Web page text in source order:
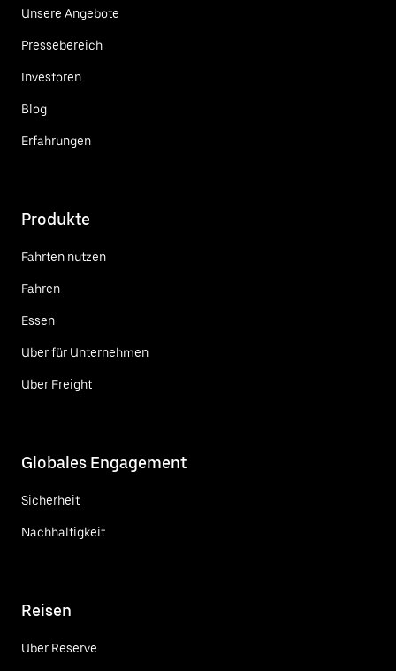
Unsere Angebote
Pressebereich
Investoren
Blog
Erfahrungen
Produkte
Fahrten nutzen
Fahren
Essen
Uber für Unternehmen
Uber Freight
Globales Engagement
Sicherheit
Nachhaltigkeit
Reisen
Uber Reserve